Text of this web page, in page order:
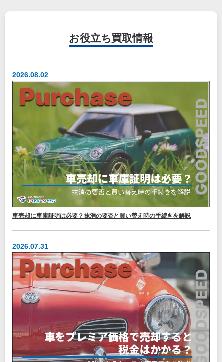
お役立ち 買取情報
2026.08.02
車売却に車庫証明は必要？抹消の要否と買い替え時の手続きを解説
2026.07.31